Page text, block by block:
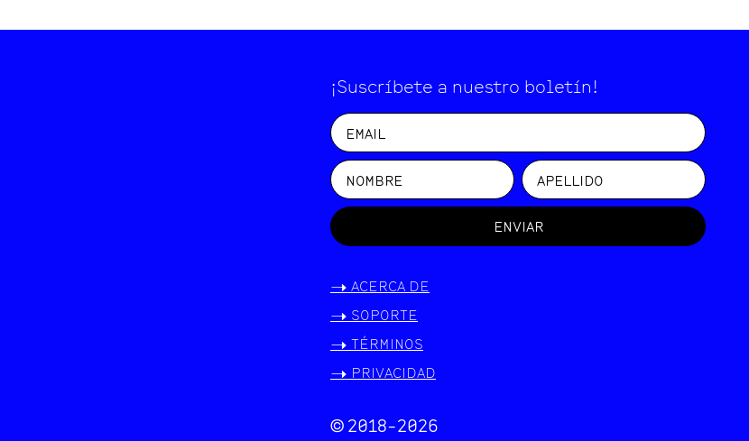
¡Suscríbete a nuestro boletín!
ENVIAR
-> ACERCA DE
-> SOPORTE
-> TÉRMINOS
-> PRIVACIDAD
© 2018-2026